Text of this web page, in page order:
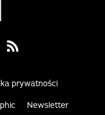
on Youtube
Visit us on Rss
prywatności
Newsletter